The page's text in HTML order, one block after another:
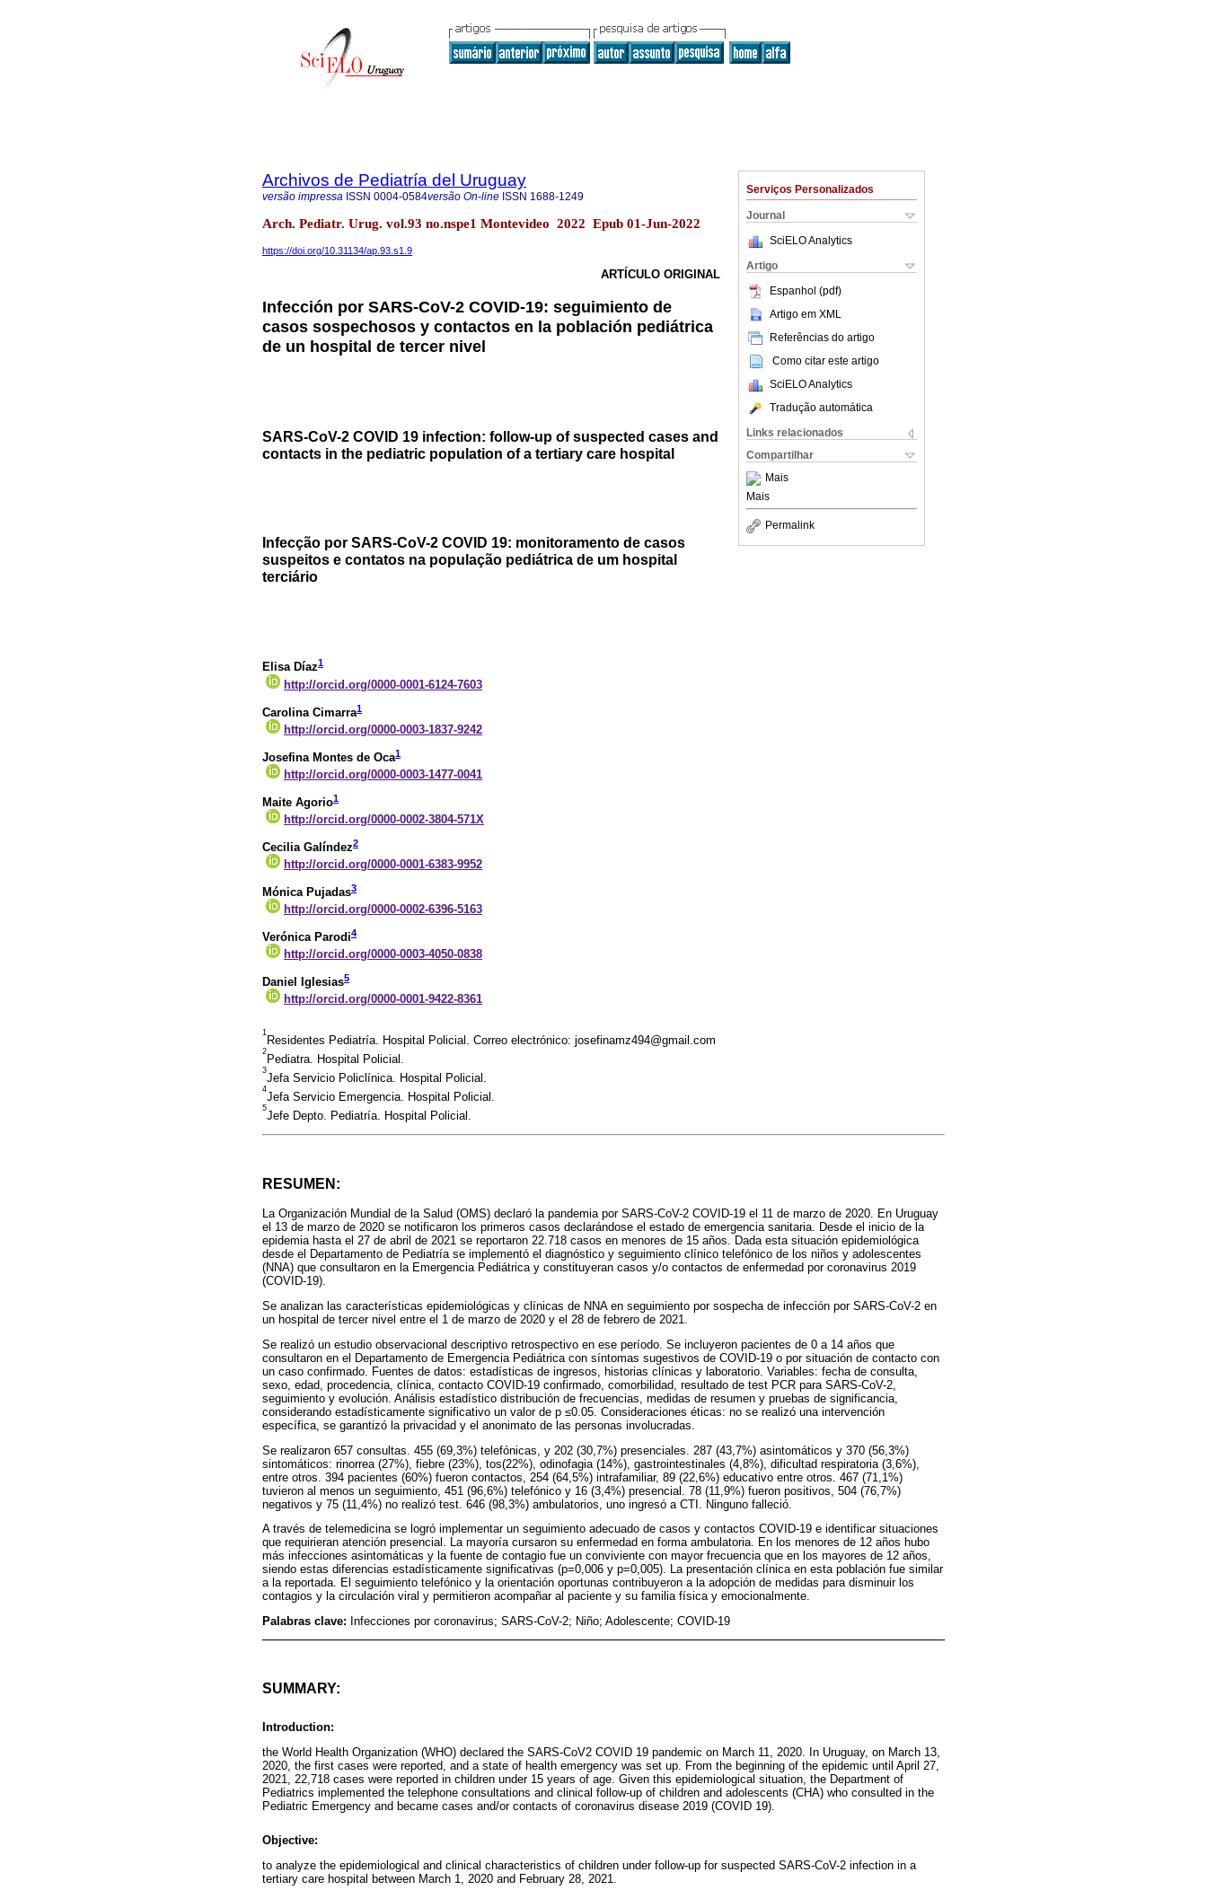
Serviços Personalizados
Journal
SciELO Analytics
Artigo
Espanhol (pdf)
Artigo em XML
Referências do artigo
Como citar este artigo
SciELO Analytics
Tradução automática
Links relacionados
Compartilhar
Mais
Mais
Permalink
Archivos de Pediatría del Uruguay
versão impressa ISSN 0004-0584versão On-line ISSN 1688-1249
Arch. Pediatr. Urug. vol.93 no.nspe1 Montevideo 2022 Epub 01-Jun-2022
https://doi.org/10.31134/ap.93.s1.9
ARTÍCULO ORIGINAL
Infección por SARS-CoV-2 COVID-19: seguimiento de
casos sospechosos y contactos en la población pediátrica
de un hospital de tercer nivel
SARS-CoV-2 COVID 19 infection: follow-up of suspected cases and
contacts in the pediatric population of a tertiary care hospital
Infecção por SARS-CoV-2 COVID 19: monitoramento de casos
suspeitos e contatos na população pediátrica de um hospital
terciário
Elisa Díaz1
http://orcid.org/0000-0001-6124-7603
Carolina Cimarra1
http://orcid.org/0000-0003-1837-9242
Josefina Montes de Oca1
http://orcid.org/0000-0003-1477-0041
Maite Agorio1
http://orcid.org/0000-0002-3804-571X
Cecilia Galíndez2
http://orcid.org/0000-0001-6383-9952
Mónica Pujadas3
http://orcid.org/0000-0002-6396-5163
Verónica Parodi4
http://orcid.org/0000-0003-4050-0838
Daniel Iglesias5
http://orcid.org/0000-0001-9422-8361
1
Residentes Pediatría. Hospital Policial. Correo electrónico: josefinamz494@gmail.com
2
Pediatra. Hospital Policial.
3
Jefa Servicio Policlínica. Hospital Policial.
4
Jefa Servicio Emergencia. Hospital Policial.
5
Jefe Depto. Pediatría. Hospital Policial.
RESUMEN:
La Organización Mundial de la Salud (OMS) declaró la pandemia por SARS-CoV-2 COVID-19 el 11 de marzo de 2020. En Uruguay
el 13 de marzo de 2020 se notificaron los primeros casos declarándose el estado de emergencia sanitaria. Desde el inicio de la
epidemia hasta el 27 de abril de 2021 se reportaron 22.718 casos en menores de 15 años. Dada esta situación epidemiológica
desde el Departamento de Pediatría se implementó el diagnóstico y seguimiento clínico telefónico de los niños y adolescentes
(NNA) que consultaron en la Emergencia Pediátrica y constituyeran casos y/o contactos de enfermedad por coronavirus 2019
(COVID-19).
Se analizan las características epidemiológicas y clínicas de NNA en seguimiento por sospecha de infección por SARS-CoV-2 en
un hospital de tercer nivel entre el 1 de marzo de 2020 y el 28 de febrero de 2021.
Se realizó un estudio observacional descriptivo retrospectivo en ese período. Se incluyeron pacientes de 0 a 14 años que
consultaron en el Departamento de Emergencia Pediátrica con síntomas sugestivos de COVID-19 o por situación de contacto con
un caso confirmado. Fuentes de datos: estadísticas de ingresos, historias clínicas y laboratorio. Variables: fecha de consulta,
sexo, edad, procedencia, clínica, contacto COVID-19 confirmado, comorbilidad, resultado de test PCR para SARS-CoV-2,
seguimiento y evolución. Análisis estadístico distribución de frecuencias, medidas de resumen y pruebas de significancia,
considerando estadísticamente significativo un valor de p ≤0.05. Consideraciones éticas: no se realizó una intervención
específica, se garantizó la privacidad y el anonimato de las personas involucradas.
Se realizaron 657 consultas. 455 (69,3%) telefónicas, y 202 (30,7%) presenciales. 287 (43,7%) asintomáticos y 370 (56,3%)
sintomáticos: rinorrea (27%), fiebre (23%), tos(22%), odinofagia (14%), gastrointestinales (4,8%), dificultad respiratoria (3,6%),
entre otros. 394 pacientes (60%) fueron contactos, 254 (64,5%) intrafamiliar, 89 (22,6%) educativo entre otros. 467 (71,1%)
tuvieron al menos un seguimiento, 451 (96,6%) telefónico y 16 (3,4%) presencial. 78 (11,9%) fueron positivos, 504 (76,7%)
negativos y 75 (11,4%) no realizó test. 646 (98,3%) ambulatorios, uno ingresó a CTI. Ninguno falleció.
A través de telemedicina se logró implementar un seguimiento adecuado de casos y contactos COVID-19 e identificar situaciones
que requirieran atención presencial. La mayoría cursaron su enfermedad en forma ambulatoria. En los menores de 12 años hubo
más infecciones asintomáticas y la fuente de contagio fue un conviviente con mayor frecuencia que en los mayores de 12 años,
siendo estas diferencias estadísticamente significativas (p=0,006 y p=0,005). La presentación clínica en esta población fue similar
a la reportada. El seguimiento telefónico y la orientación oportunas contribuyeron a la adopción de medidas para disminuir los
contagios y la circulación viral y permitieron acompañar al paciente y su familia física y emocionalmente.
Palabras clave: Infecciones por coronavirus; SARS-CoV-2; Niño; Adolescente; COVID-19
SUMMARY:
Introduction:
the World Health Organization (WHO) declared the SARS-CoV2 COVID 19 pandemic on March 11, 2020. In Uruguay, on March 13,
2020, the first cases were reported, and a state of health emergency was set up. From the beginning of the epidemic until April 27,
2021, 22,718 cases were reported in children under 15 years of age. Given this epidemiological situation, the Department of
Pediatrics implemented the telephone consultations and clinical follow-up of children and adolescents (CHA) who consulted in the
Pediatric Emergency and became cases and/or contacts of coronavirus disease 2019 (COVID 19).
Objective:
to analyze the epidemiological and clinical characteristics of children under follow-up for suspected SARS-CoV-2 infection in a
tertiary care hospital between March 1, 2020 and February 28, 2021.